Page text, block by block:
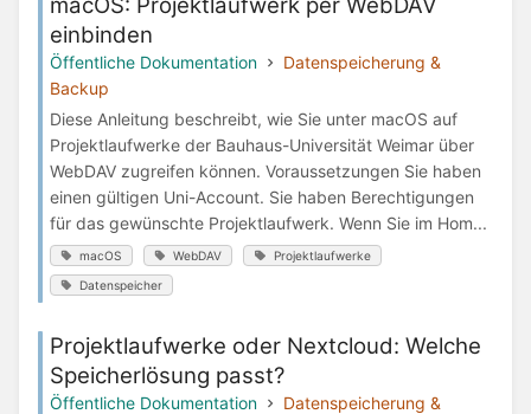
einbinden
Öffentliche Dokumentation
Datenspeicherung &
Backup
Diese Anleitung beschreibt, wie Sie unter macOS auf
Projektlaufwerke der Bauhaus-Universität Weimar über
WebDAV zugreifen können. Voraussetzungen Sie haben
einen gültigen Uni-Account. Sie haben Berechtigungen
für das gewünschte Projektlaufwerk. Wenn Sie im Hom...
macOS WebDAV Projektlaufwerke
Datenspeicher
Projektlaufwerke oder Nextcloud: Welche
Speicherlösung passt?
Öffentliche Dokumentation
Datenspeicherung &